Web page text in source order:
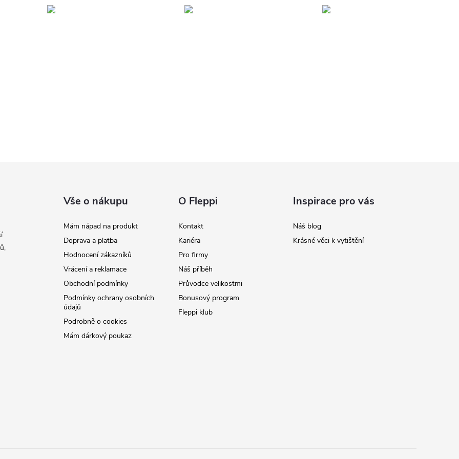
Vše o nákupu
Mám nápad na produkt
Doprava a platba
Hodnocení zákazníků
Vrácení a reklamace
Obchodní podmínky
Podmínky ochrany osobních
údajů
Podrobně o cookies
Mám dárkový poukaz
O Fleppi
Kontakt
Kariéra
Pro firmy
Náš příběh
Průvodce velikostmi
Bonusový program
Fleppi klub
Inspirace pro vás
Náš blog
Krásné věci k vytištění